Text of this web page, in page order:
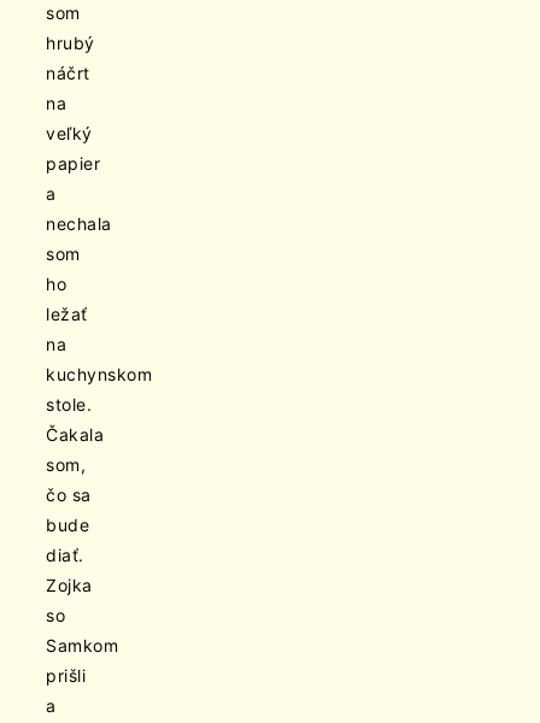
som
hrubý
náčrt
na
veľký
papier
a
nechala
som
ho
ležať
na
kuchynskom
stole.
Čakala
som,
čo sa
bude
diať.
Zojka
so
Samkom
prišli
a